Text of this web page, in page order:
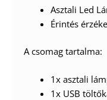
Asztali Led
Érintés
A csomag tartalma:
1x asztali
1x USB